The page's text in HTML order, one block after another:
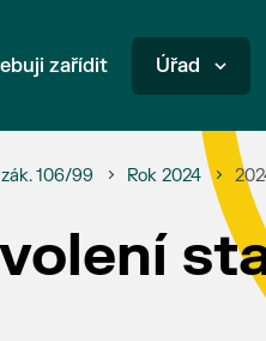
zařídit Úřad
106/99 Rok 2024